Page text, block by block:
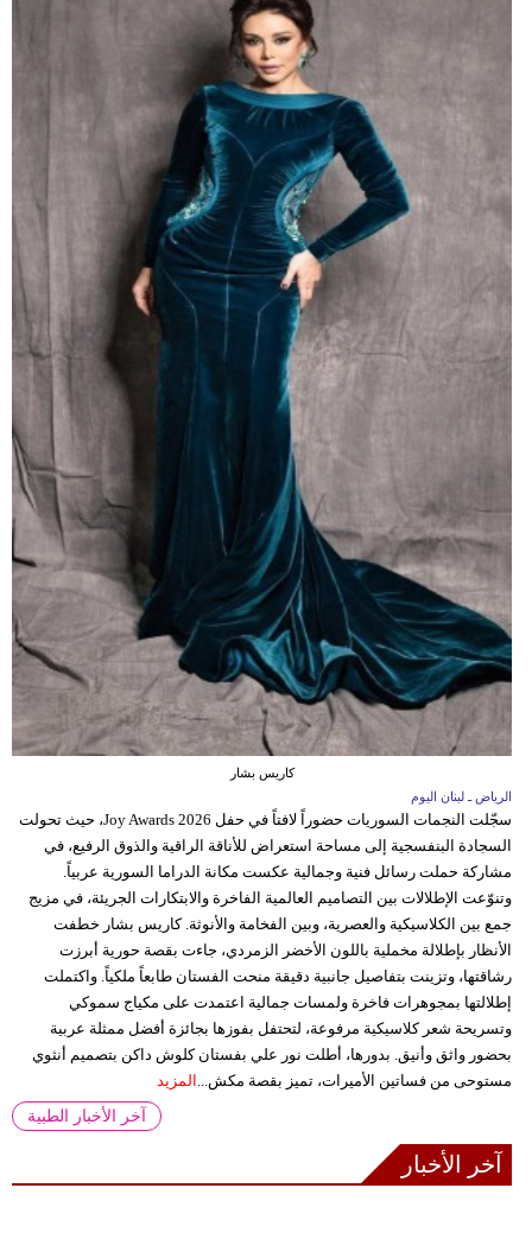
كاريس بشار
الرياض ـ لبنان اليوم
سجّلت النجمات السوريات حضوراً لافتاً في حفل Joy Awards 2026، حيث تحولت
السجادة البنفسجية إلى مساحة استعراض للأناقة الراقية والذوق الرفيع، في
مشاركة حملت رسائل فنية وجمالية عكست مكانة الدراما السورية عربياً.
وتنوّعت الإطلالات بين التصاميم العالمية الفاخرة والابتكارات الجريئة، في مزيج
جمع بين الكلاسيكية والعصرية، وبين الفخامة والأنوثة. كاريس بشار خطفت
الأنظار بإطلالة مخملية باللون الأخضر الزمردي، جاءت بقصة حورية أبرزت
رشاقتها، وتزينت بتفاصيل جانبية دقيقة منحت الفستان طابعاً ملكياً. واكتملت
إطلالتها بمجوهرات فاخرة ولمسات جمالية اعتمدت على مكياج سموكي
وتسريحة شعر كلاسيكية مرفوعة، لتحتفل بفوزها بجائزة أفضل ممثلة عربية
بحضور واثق وأنيق. بدورها، أطلت نور علي بفستان كلوش داكن بتصميم أنثوي
مستوحى من فساتين الأميرات، تميز بقصة مكش...
المزيد
آخر الأخبار الطبية
آخر الأخبار